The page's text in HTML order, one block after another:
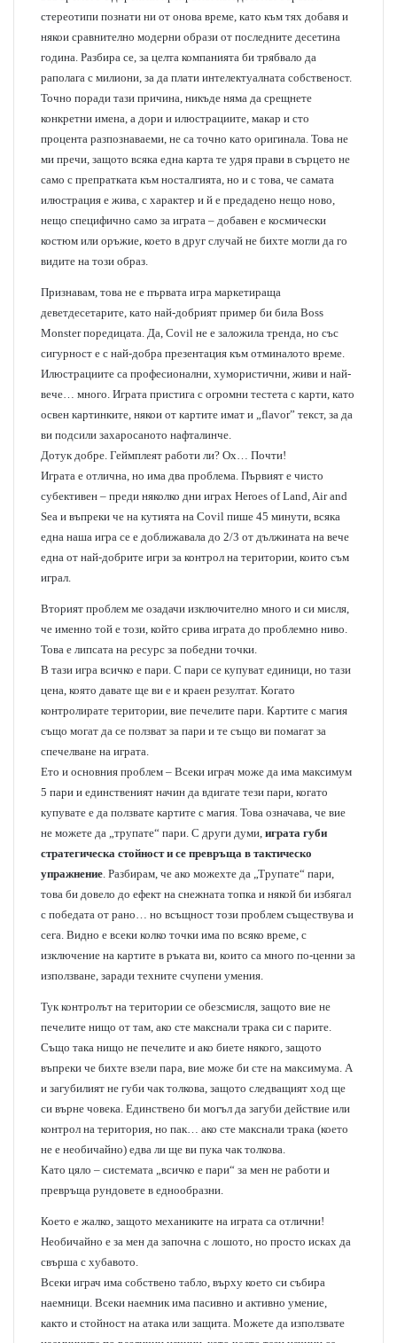
стереотипи познати ни от онова време, като към тях добавя и
някои сравнително модерни образи от последните десетина
година. Разбира се, за целта компанията би трябвало да
раполага с милиони, за да плати интелектуалната собственост.
Точно поради тази причина, никъде няма да срещнете
конкретни имена, а дори и илюстрациите, макар и сто
процента разпознаваеми, не са точно като оригинала. Това не
ми пречи, защото всяка една карта те удря прави в сърцето не
само с препратката към носталгията, но и с това, че самата
илюстрация е жива, с характер и й е предадено нещо ново,
нещо специфично само за играта – добавен е космически
костюм или оръжие, което в друг случай не бихте могли да го
видите на този образ.
Признавам, това не е първата игра маркетираща
деветдесетарите, като най-добрият пример би била Boss
Monster поредицата. Да, Covil не е заложила тренда, но със
сигурност е с най-добра презентация към отминалото време.
Илюстрациите са професионални, хумористични, живи и най-
вече… много. Играта пристига с огромни тестета с карти, като
освен картинките, някои от картите имат и „flavor” текст, за да
ви подсили захаросаното нафталинче.
Дотук добре. Геймплеят работи ли? Ох… Почти!
Играта е отлична, но има два проблема. Първият е чисто
субективен – преди няколко дни играх Heroes of Land, Air and
Sea и въпреки че на кутията на Covil пише 45 минути, всяка
една наша игра се е доближавала до 2/3 от дължината на вече
една от най-добрите игри за контрол на територии, които съм
играл.
Вторият проблем ме озадачи изключително много и си мисля,
че именно той е този, който срива играта до проблемно ниво.
Това е липсата на ресурс за победни точки.
В тази игра всичко е пари. С пари се купуват единици, но тази
цена, която давате ще ви е и краен резултат. Когато
контролирате територии, вие печелите пари. Картите с магия
също могат да се ползват за пари и те също ви помагат за
спечелване на играта.
Ето и основния проблем – Всеки играч може да има максимум
5 пари и единственият начин да вдигате тези пари, когато
купувате е да ползвате картите с магия. Това означава, че вие
не можете да „трупате“ пари. С други думи, играта губи
стратегическа стойност и се превръща в тактическо
упражнение. Разбирам, че ако можехте да „Трупате“ пари,
това би довело до ефект на снежната топка и някой би избягал
с победата от рано… но всъщност този проблем съществува и
сега. Видно е всеки колко точки има по всяко време, с
изключение на картите в ръката ви, които са много по-ценни за
използване, заради техните счупени умения.
Тук контролът на територии се обезсмисля, защото вие не
печелите нищо от там, ако сте макснали трака си с парите.
Също така нищо не печелите и ако биете някого, защото
въпреки че бихте взели пара, вие може би сте на максимума. А
и загубилият не губи чак толкова, защото следващият ход ще
си върне човека. Единствено би могъл да загуби действие или
контрол на територия, но пак… ако сте макснали трака (което
не е необичайно) едва ли ще ви пука чак толкова.
Като цяло – системата „всичко е пари“ за мен не работи и
превръща рундовете в еднообразни.
Което е жалко, защото механиките на играта са отлични!
Необичайно е за мен да започна с лошото, но просто исках да
свърша с хубавото.
Всеки играч има собствено табло, върху което си събира
наемници. Всеки наемник има пасивно и активно умение,
както и стойност на атака или защита. Можете да използвате